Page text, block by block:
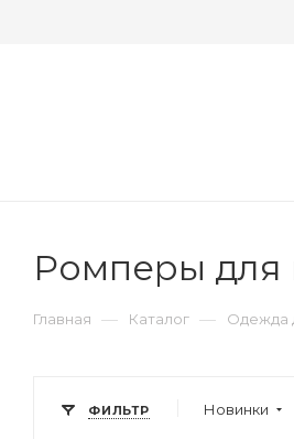
Ромперы
Главная — Каталог — Одежда
ФИЛЬТР Новинки